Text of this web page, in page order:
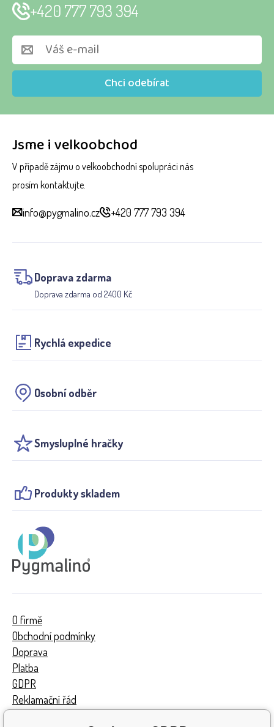
Jsme i velkoobchod
V případě zájmu o velkoobchodní spolupráci nás
prosím kontaktujte.
info@pygmalino.cz +420 777 793 394
Doprava zdarma
Doprava zdarma od 2400 Kč
Rychlá expedice
Osobní odběr
Smysluplné hračky
Produkty skladem
Chci odebírat
+420 777 793 394
O firmě
Obchodní podmínky
Doprava
Platba
GDPR
Reklamační řád